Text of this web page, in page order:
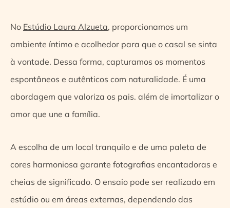
No Estúdio Laura Alzueta, proporcionamos um
ambiente íntimo e acolhedor para que o casal se sinta
à vontade. Dessa forma, capturamos os momentos
espontâneos e autênticos com naturalidade. É uma
abordagem que valoriza os pais. além de imortalizar o
amor que une a família.
A escolha de um local tranquilo e de uma paleta de
cores harmoniosa garante fotografias encantadoras e
cheias de significado. O ensaio pode ser realizado em
estúdio ou em áreas externas, dependendo das